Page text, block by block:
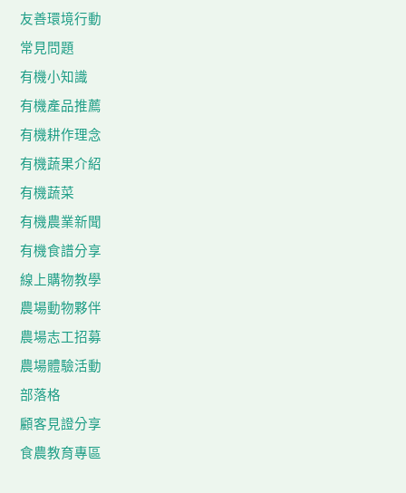
友善環境行動
常見問題
有機小知識
有機產品推薦
有機耕作理念
有機蔬果介紹
有機蔬菜
有機農業新聞
有機食譜分享
線上購物教學
農場動物夥伴
農場志工招募
農場體驗活動
部落格
顧客見證分享
食農教育專區